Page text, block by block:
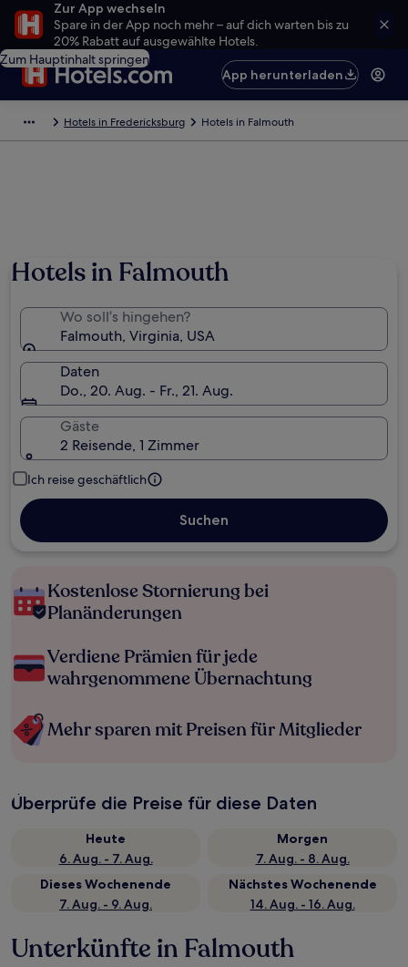
Zur App wechseln
Spare in der App noch mehr – auf dich warten bis zu
20% Rabatt auf ausgewählte Hotels.
Zum Hauptinhalt springen
App herunterladen
Hotels in Fredericksburg Hotels in Falmouth
Hotels in Falmouth
Wo soll’s hingehen?
Falmouth, Virginia, USA
Daten
Do., 20. Aug. - Fr., 21. Aug.
Gäste
2 Reisende, 1 Zimmer
Ich reise geschäftlich
Suchen
Kostenlose Stornierung bei
Planänderungen
Verdiene Prämien für jede
wahrgenommene Übernachtung
Mehr sparen mit Preisen für Mitglieder
Überprüfe die Preise für diese Daten
Heute
6. Aug. - 7. Aug.
Morgen
7. Aug. - 8. Aug.
Dieses Wochenende
7. Aug. - 9. Aug.
Nächstes Wochenende
14. Aug. - 16. Aug.
Unterkünfte in Falmouth